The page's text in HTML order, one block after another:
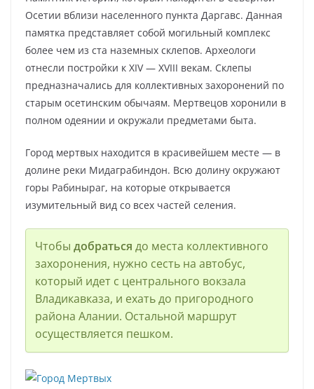
Осетии вблизи населенного пункта Даргавс. Данная
памятка представляет собой могильный комплекс
более чем из ста наземных склепов. Археологи
отнесли постройки к XIV — XVIII векам. Склепы
предназначались для коллективных захоронений по
старым осетинским обычаям. Мертвецов хоронили в
полном одеянии и окружали предметами быта.
Город мертвых находится в красивейшем месте — в
долине реки Мидаграбиндон. Всю долину окружают
горы Рабиныраг, на которые открывается
изумительный вид со всех частей селения.
Чтобы добраться до места коллективного
захоронения, нужно сесть на автобус,
который идет с центрального вокзала
Владикавказа, и ехать до пригородного
района Алании. Остальной маршрут
осуществляется пешком.